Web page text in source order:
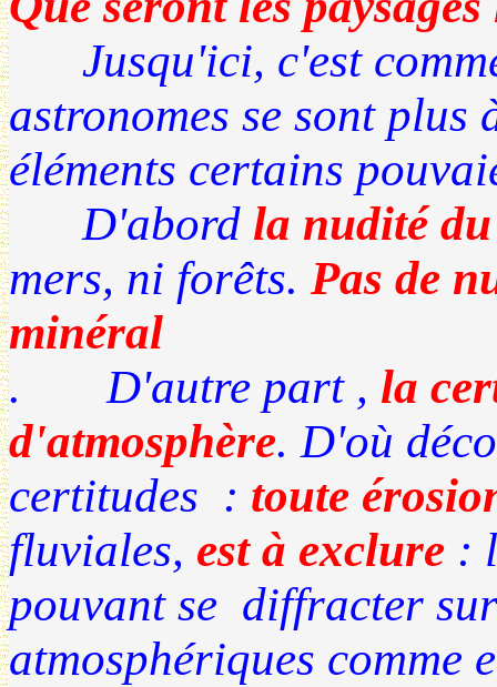
Jusqu'ici, c'est
astronomes se sont
éléments certains
D'abord la nudité du
mers, ni forêts. Pas de
minéral
. D'autre part , la
d'atmosphère. D'où
certitudes : toute
fluviales, est à exclure :
pouvant se diffracter
atmosphériques comme